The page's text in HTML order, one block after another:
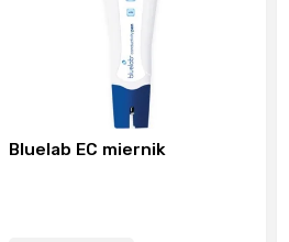
Bluelab EC miernik